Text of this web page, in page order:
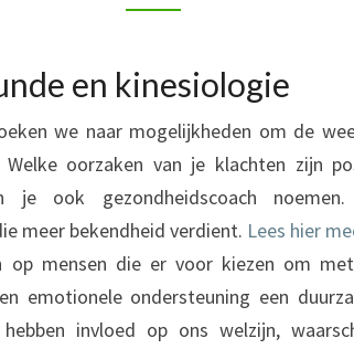
en kinesiologie
we naar mogelijkheden om de
oorzaken van je klachten zijn
je ook gezondheidscoach
meer bekendheid verdient. Lees hier
mensen die er voor kiezen om
emotionele ondersteuning een
invloed op ons welzijn,